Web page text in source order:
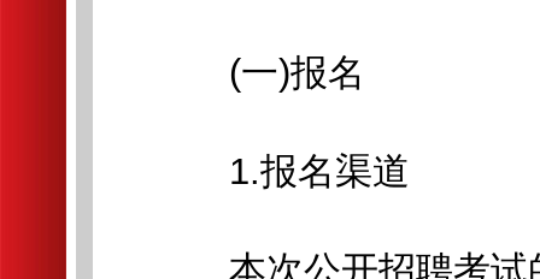
(一)报名
1.报名渠道
本次公开招聘考试